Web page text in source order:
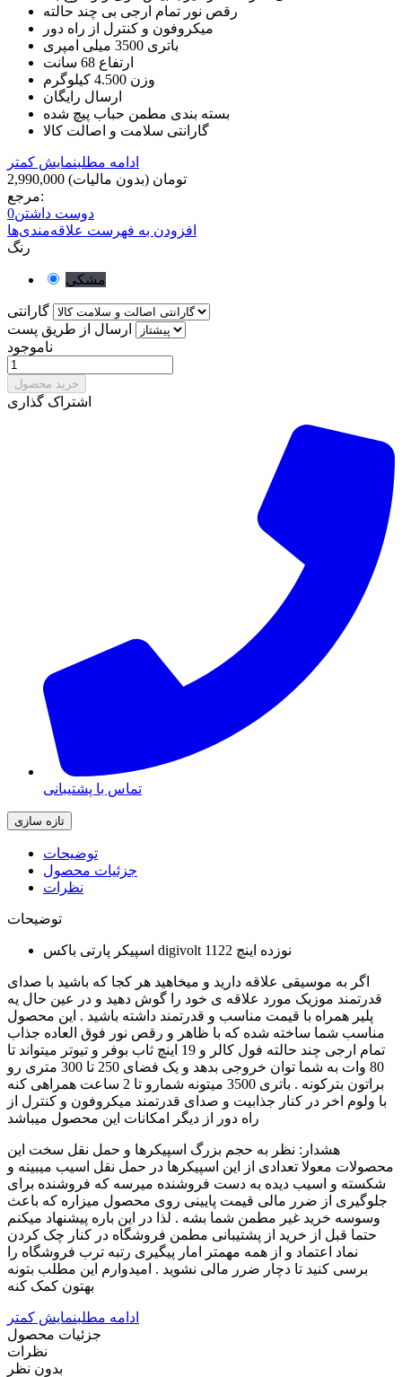
میکروفون و کنترل از راه دور
باتری 3500 میلی امپری
ارتفاع 68 سانت
وزن 4.500 کیلوگرم
ارسال رایگان
بسته بندی مطمن حباب پیچ شده
گارانتی سلامت و اصالت کالا
ادامه مطلبنمایش کمتر
2,990,000 تومان (بدون مالیات)
مرجع:
دوست داشتن0
افزودن به فهرست علاقه‌مندی‌ها
رنگ
مشکی
گارانتی
ارسال از طریق پست
ناموجود
خرید محصول
اشتراک گذاری
تماس با پشتیبانی
توضیحات
جزئیات محصول
نظرات
توضیحات
اسپیکر پارتی باکس digivolt 1122 نوزده اینچ
اگر به موسیقی علاقه دارید و میخاهید هر کجا که باشید با صدای
قدرتمند موزیک مورد علاقه ی خود را گوش دهید و در عین حال یه
پلیر همراه با قیمت مناسب و قدرتمند داشته باشید . این محصول
مناسب شما ساخته شده که با ظاهر و رقص نور فوق العاده جذاب
تمام ارجی چند حالته فول کالر و 19 اینچ ثاب بوفر و تیوتر میتواند تا
80 وات به شما توان خروجی بدهد و یک فضای 250 تا 300 متری رو
براتون بترکونه . باتری 3500 میتونه شمارو تا 2 ساعت همراهی کنه
با ولوم اخر در کنار جذابیت و صدای قدرتمند میکروفون و کنترل از
راه دور از دیگر امکانات این محصول میباشد
هشدار: نظر به حجم بزرگ اسپیکرها و حمل نقل سخت این
محصولات معولا تعدادی از این اسپیکرها در حمل نقل اسیب میبینه و
شکسته و اسیب دیده به دست فروشنده میرسه که فروشنده برای
جلوگیری از ضرر مالی قیمت پایینی روی محصول میزاره که باعث
وسوسه خرید غیر مطمن شما بشه . لذا در این باره پیشنهاد میکنم
حتما قبل از خرید از پشتیبانی مطمن فروشگاه در کنار چک کردن
نماد اعتماد و از همه مهمتر امار پیگیری رتبه ترب فروشگاه را
برسی کنید تا دچار ضرر مالی نشوید . امیدوارم این مطلب بتونه
بهتون کمک کنه
ادامه مطلبنمایش کمتر
جزئیات محصول
نظرات
بدون نظر